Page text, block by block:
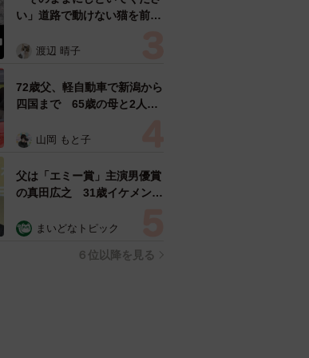
い」道路で動けない猫を前に
ようとした4日間 「命の重
表の訴え
渡辺 晴子
72歳父、軽自動車で新潟から
四国まで 65歳の母と2人で
憩まで分刻み… 「大学生で
山岡 もと子
父は「エミー賞」主演男優賞
の真田広之 31歳イケメン俳
「ガチヒロさんそっくり」
まいどなトピック
６位以降を見る